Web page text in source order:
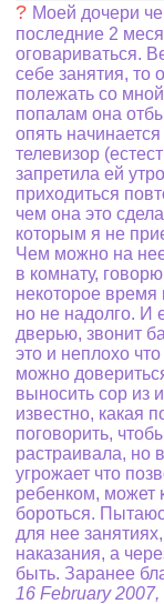
? Моей дочери
последние 2
оговариваться.
себе занятия, то
полежать со
попалам она
опять
телевизор
запретила ей
приходиться
чем она это
которым я не
Чем можно на
в комнату,
некоторое время
но не надолго. И
дверью, звонит
это и неплохо
можно
выносить сор из
известно, какая
поговорить,
растраивала, но
угрожает что
ребенком, может
бороться.
для нее
наказания, а
быть. Заранее
16 February